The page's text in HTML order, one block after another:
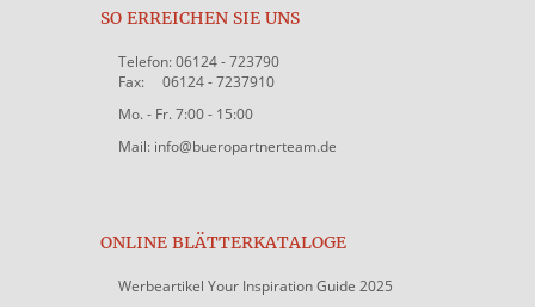
SO ERREICHEN SIE UNS
Telefon: 06124 - 723790
Fax: 06124 - 7237910
Mo. - Fr. 7:00 - 15:00
Mail: info@bueropartnerteam.de
ONLINE BLÄTTERKATALOGE
Werbeartikel Your Inspiration Guide 2025